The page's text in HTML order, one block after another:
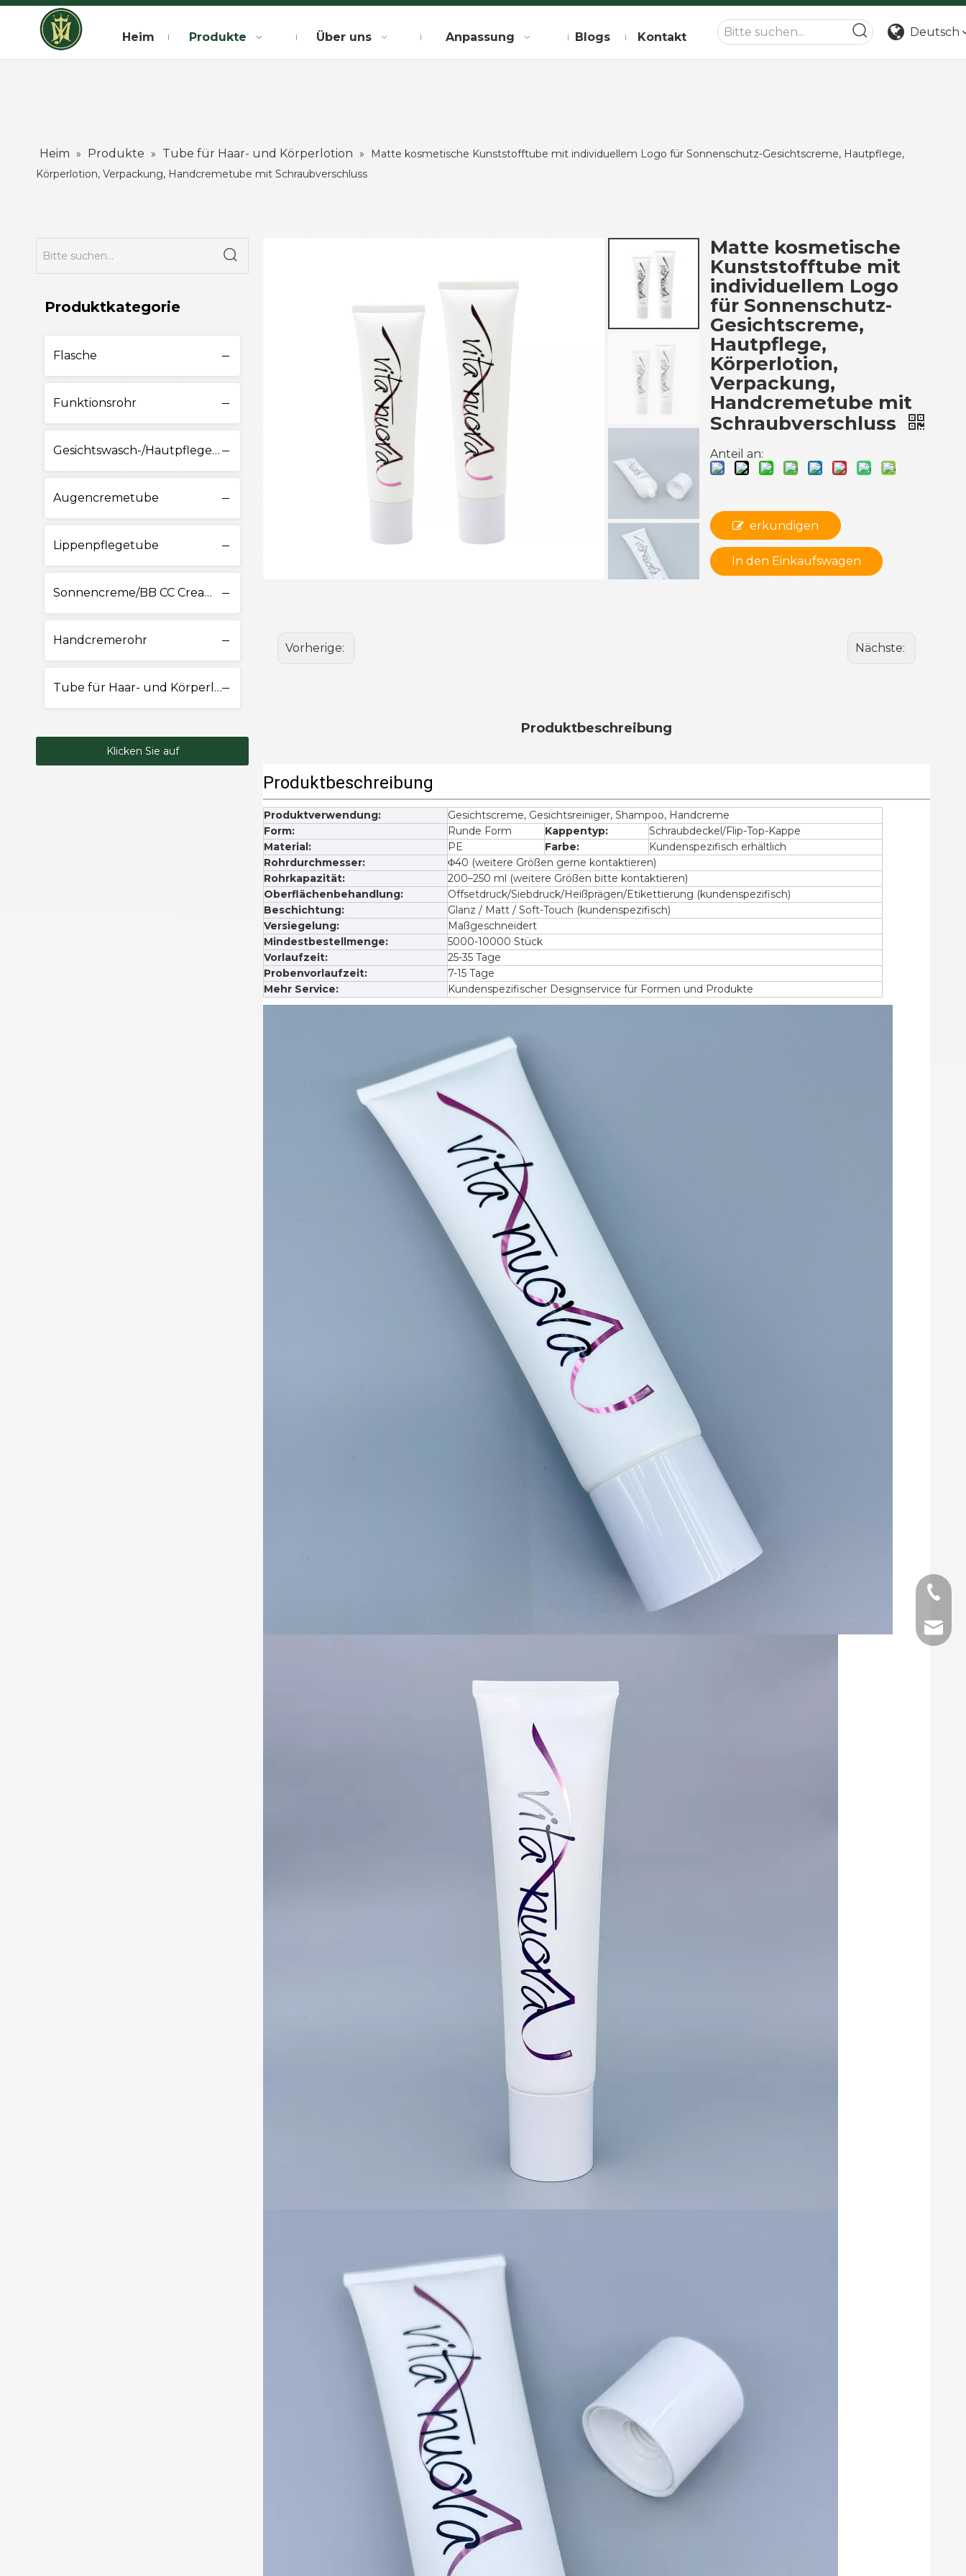
Heim Produkte Über uns Anpassung Blogs Kontakt Deutsch
Heim » Produkte » Tube für Haar- und Körperlotion »
Matte kosmetische Kunststofftube mit individuellem Logo für Sonnenschutz-Gesichtscreme, Hautpflege,
Körperlotion, Verpackung, Handcremetube mit Schraubverschluss
Produktkategorie
Flasche
Funktionsrohr
Gesichtswasch-/Hautpflegetube
Augencremetube
Lippenpflegetube
Sonnencreme/BB CC Cream Tube
Handcremerohr
Tube für Haar- und Körperlotion
Klicken Sie auf
Matte kosmetische
Kunststofftube mit
individuellem Logo
für Sonnenschutz-
Gesichtscreme,
Hautpflege,
Körperlotion,
Verpackung,
Handcremetube mit
Schraubverschluss
Anteil an:
erkundigen
In den Einkaufswagen
Vorherige: Nächste:
Produktbeschreibung
Produktbeschreibung
Produktverwendung:
Gesichtscreme, Gesichtsreiniger, Shampoo, Handcreme
Form:
Runde Form Kappentyp:
Schraubdeckel/Flip-Top-Kappe
Material:
PE Farbe:
Kundenspezifisch erhältlich
Rohrdurchmesser:
Φ40 (weitere Größen gerne kontaktieren)
Rohrkapazität:
200–250 ml (weitere Größen bitte kontaktieren)
Oberflächenbehandlung:
Offsetdruck/Siebdruck/Heißprägen/Etikettierung (kundenspezifisch)
Beschichtung:
Glanz / Matt / Soft-Touch (kundenspezifisch)
Versiegelung:
Maßgeschneidert
Mindestbestellmenge:
5000-10000 Stück
Vorlaufzeit:
25-35 Tage
Probenvorlaufzeit:
7-15 Tage
Mehr Service:
Kundenspezifischer Designservice für Formen und Produkte
Telefon
E-Mail